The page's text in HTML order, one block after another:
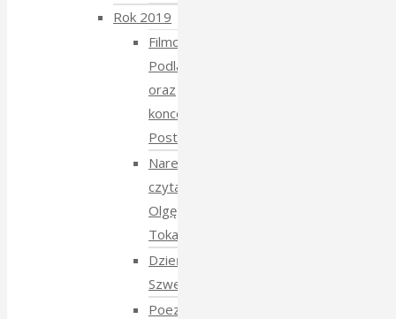
Rok 2019
Filmowe
Podlasie
oraz
koncert
Postmana
Narewka
czyta
Olgę
Tokarczuk
Dzień
Szwedzki
Poezja